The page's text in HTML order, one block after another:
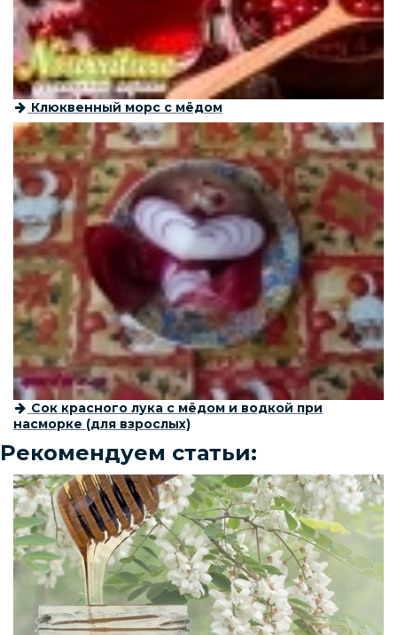
Клюквенный морс с мёдом
Сок красного лука с мёдом и водкой при
насморке (для взрослых)
Рекомендуем статьи: